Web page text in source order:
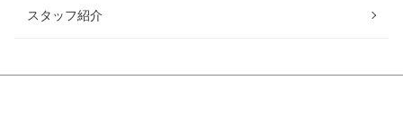
スタッフ紹介